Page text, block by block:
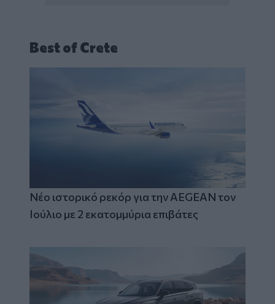
Best of Crete
Νέο ιστορικό ρεκόρ για την AEGEAN τον
Ιούλιο με 2 εκατομμύρια επιβάτες